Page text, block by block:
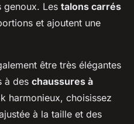
genoux. Les talons carrés
et ajoutent une
être très élégantes
à des chaussures à
harmonieux, choisissez
à la taille et des